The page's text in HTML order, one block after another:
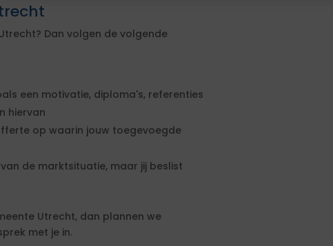
Dan volgen de volgende
een motivatie, diploma's, referenties
hiervan
op waarin jouw toegevoegde
de marktsituatie, maar jij beslist
Utrecht, dan plannen we
met je in.